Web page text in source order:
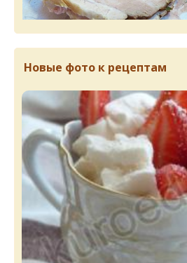
Новые фото к рецептам